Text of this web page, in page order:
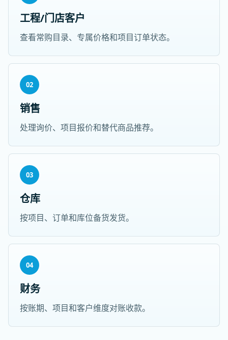
工程/门店客户
查看常购目录、专属价格和项目订单状态。
02
销售
处理询价、项目报价和替代商品推荐。
03
仓库
按项目、订单和库位备货发货。
04
财务
按账期、项目和客户维度对账收款。